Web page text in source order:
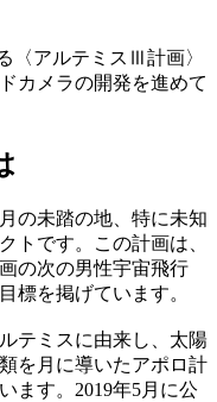
〈アルテミスⅢ計画〉
カメラの開発を進めて
の未踏の地、特に未知
トです。この計画は、
の次の男性宇宙飛行
標を掲げています。
テミスに由来し、太陽
を月に導いたアポロ計
ます。2019年5月に公